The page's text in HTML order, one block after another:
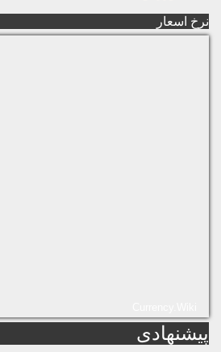
اسعار